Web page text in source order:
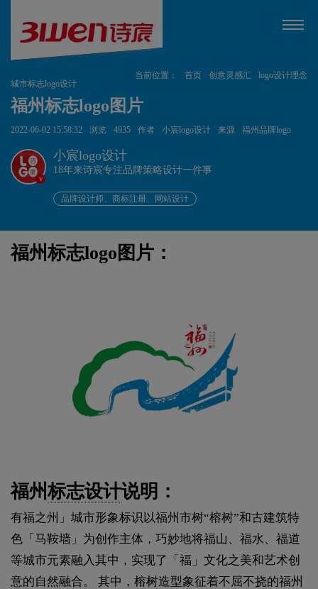
当前位置： 首页 创意灵感汇
logo设计理念
城市标志logo设计
福州标志logo图片
2022-06-02 15:58:32 浏览 4935 作者 小宸logo设计 来源 福州品牌logo
v
小宸logo设计
18年来诗宸专注品牌策略设计一件事
品牌设计师、商标注册、网站设计
福州标志logo图片：
福州标志设计说明：
有福之州」城市形象标识以福州市树“榕树”和古建筑特
色「马鞍墙」为创作主体，巧妙地将福山、福水、福道
等城市元素融入其中，实现了「福」文化之美和艺术创
意的自然融合。 其中，榕树造型象征着不屈不挠的福州